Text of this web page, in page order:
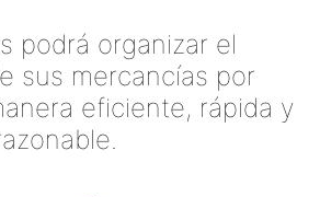
podrá organizar el
sus mercancías por
eficiente, rápida y